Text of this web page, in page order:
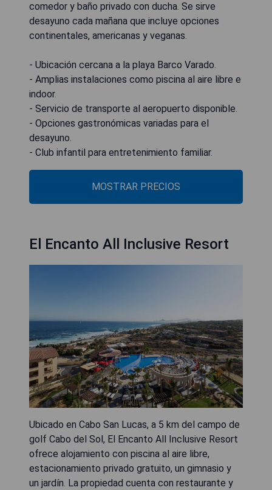
comedor y baño privado con ducha. Se sirve
desayuno cada mañana que incluye opciones
continentales, americanas y veganas.
- Ubicación cercana a la playa Barco Varado.
- Amplias instalaciones como piscina al aire libre e
indoor.
- Servicio de transporte al aeropuerto disponible.
- Opciones gastronómicas variadas para el
desayuno.
- Club infantil para entretenimiento familiar.
MOSTRAR PRECIOS
El Encanto All Inclusive Resort
Ubicado en Cabo San Lucas, a 5 km del campo de
golf Cabo del Sol, El Encanto All Inclusive Resort
ofrece alojamiento con piscina al aire libre,
estacionamiento privado gratuito, un gimnasio y
un jardín. La propiedad cuenta con restaurante y